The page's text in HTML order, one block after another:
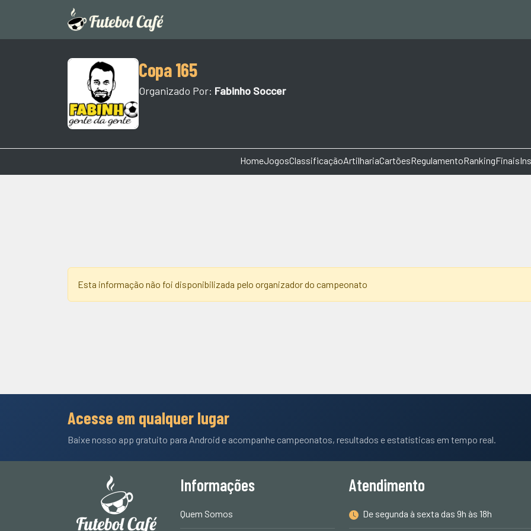
Copa 165
Organizado Por: Fabinho Soccer
HomeJogosClassificaçãoArtilhariaCartõesRegulamentoRankingFinais
Esta informação não foi disponibilizada pelo organizador do campeonato
Acesse em qualquer lugar
Baixe nosso app gratuito para Android e acompanhe campeonatos, resultados e estatísticas em tempo real.
Informações
Quem Somos
Atendimento
De segunda à sexta das 9h às 18h